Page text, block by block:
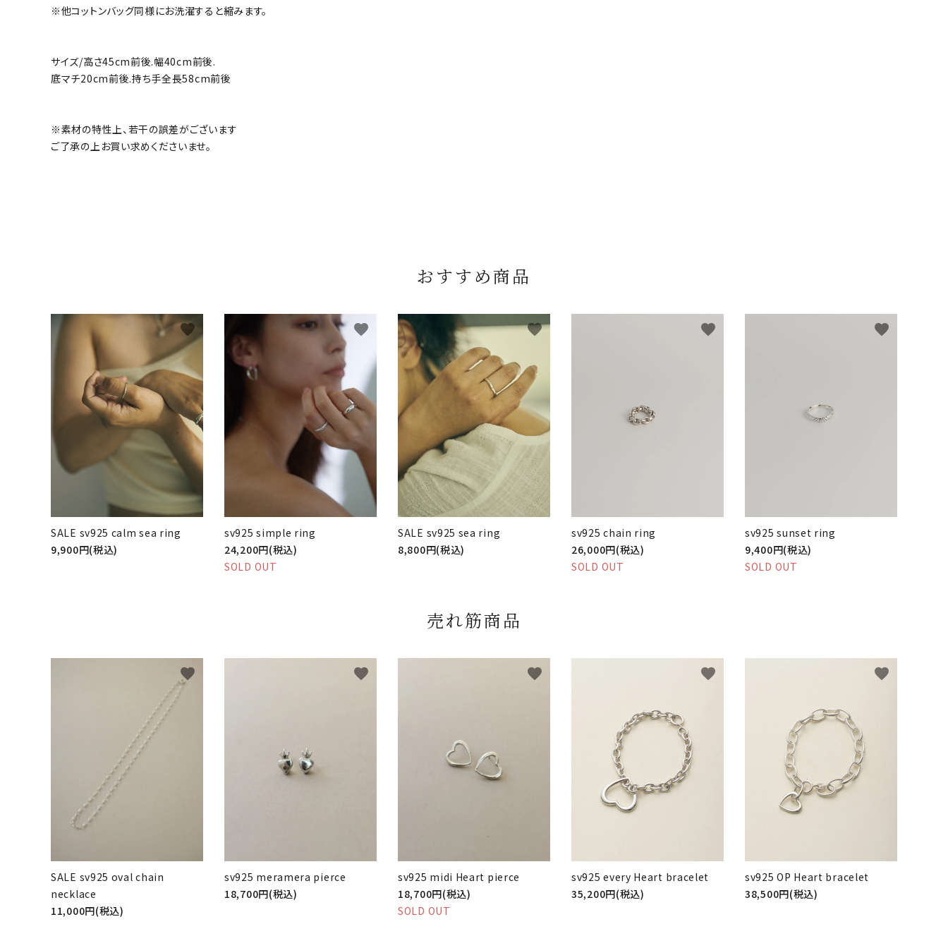
※他コットンバッグ同様にお洗濯すると縮みます。
サイズ/高さ45cm前後.幅40cm前後.
底マチ20cm前後.持ち手全長58cm前後
※素材の特性上、若干の誤差がございます
ご了承の上お買い求めくださいませ。
おすすめ商品
SALE sv925 calm sea ring
9,900円(税込)
favorite
sv925 simple ring
24,200円(税込)
SOLD OUT
favorite
SALE sv925 sea ring
8,800円(税込)
favorite
sv925 chain ring
26,000円(税込)
SOLD OUT
favorite
sv925 sunset ring
9,400円(税込)
SOLD OUT
favorite
売れ筋商品
SALE sv925 oval chain
necklace
11,000円(税込)
favorite
sv925 meramera pierce
18,700円(税込)
favorite
sv925 midi Heart pierce
18,700円(税込)
SOLD OUT
favorite
sv925 every Heart bracelet
35,200円(税込)
favorite
sv925 OP Heart bracelet
38,500円(税込)
favorite